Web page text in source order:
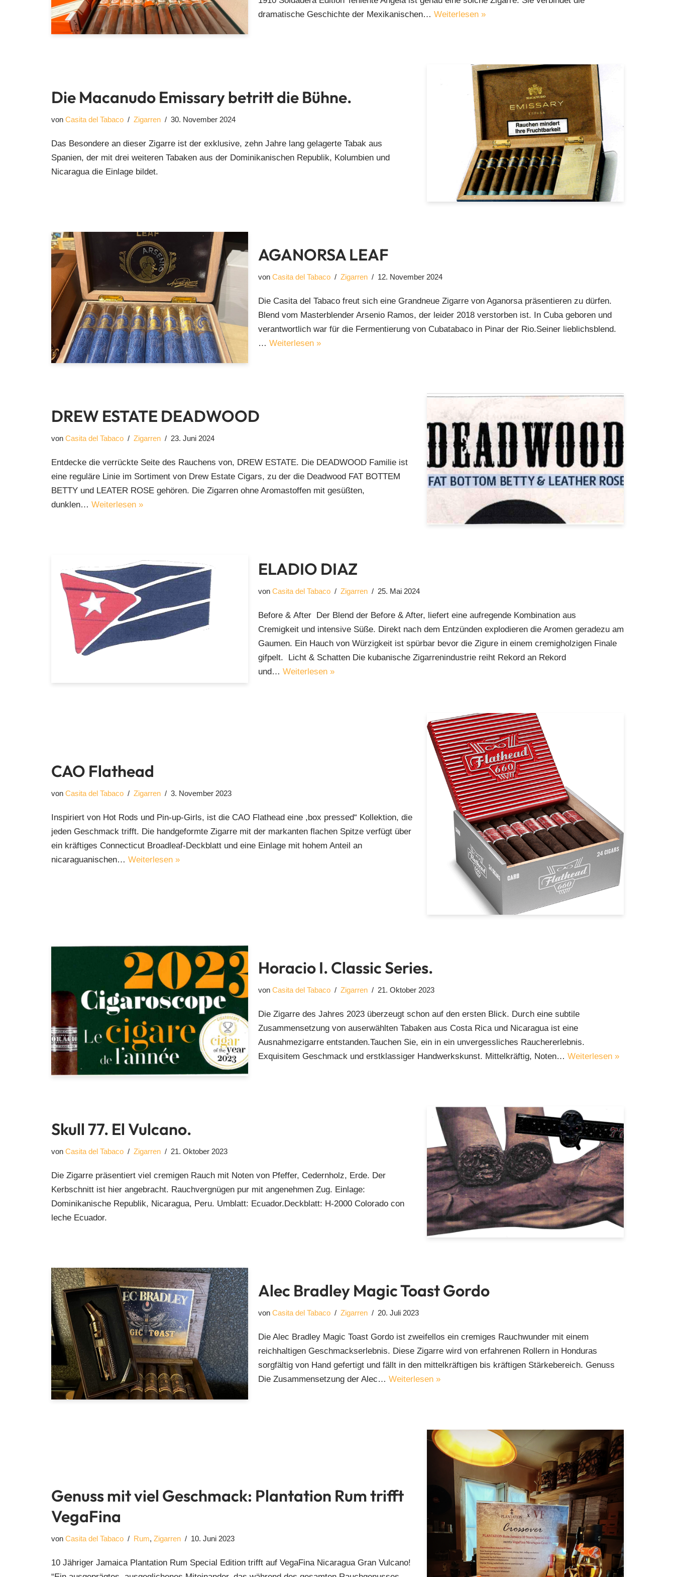
dramatische Geschichte der Mexikanischen… Weiterlesen »
Die Macanudo Emissary betritt die Bühne.
von Casita del Tabaco Zigarren 30. November 2024
Das Besondere an dieser Zigarre ist der exklusive, zehn Jahre lang gelagerte Tabak aus
Spanien, der mit drei weiteren Tabaken aus der Dominikanischen Republik, Kolumbien und
Nicaragua die Einlage bildet.
AGANORSA LEAF
von Casita del Tabaco Zigarren 12. November 2024
Die Casita del Tabaco freut sich eine Grandneue Zigarre von Aganorsa präsentieren zu dürfen.
Blend vom Masterblender Arsenio Ramos, der leider 2018 verstorben ist. In Cuba geboren und
verantwortlich war für die Fermentierung von Cubatabaco in Pinar der Rio.Seiner lieblichsblend.
… Weiterlesen »
DREW ESTATE DEADWOOD
von Casita del Tabaco Zigarren 23. Juni 2024
Entdecke die verrückte Seite des Rauchens von, DREW ESTATE. Die DEADWOOD Familie ist
eine reguläre Linie im Sortiment von Drew Estate Cigars, zu der die Deadwood FAT BOTTEM
BETTY und LEATER ROSE gehören. Die Zigarren ohne Aromastoffen mit gesüßten,
dunklen… Weiterlesen »
ELADIO DIAZ
von Casita del Tabaco Zigarren 25. Mai 2024
Before & After Der Blend der Before & After, liefert eine aufregende Kombination aus
Cremigkeit und intensive Süße. Direkt nach dem Entzünden explodieren die Aromen geradezu am
Gaumen. Ein Hauch von Würzigkeit ist spürbar bevor die Zigure in einem cremigholzigen Finale
gifpelt. Licht & Schatten Die kubanische Zigarrenindustrie reiht Rekord an Rekord
und… Weiterlesen »
CAO Flathead
von Casita del Tabaco Zigarren 3. November 2023
Inspiriert von Hot Rods und Pin-up-Girls, ist die CAO Flathead eine ,box pressed“ Kollektion, die
jeden Geschmack trifft. Die handgeformte Zigarre mit der markanten flachen Spitze verfügt über
ein kräftiges Connecticut Broadleaf-Deckblatt und eine Einlage mit hohem Anteil an
nicaraguanischen… Weiterlesen »
Horacio I. Classic Series.
von Casita del Tabaco Zigarren 21. Oktober 2023
Die Zigarre des Jahres 2023 überzeugt schon auf den ersten Blick. Durch eine subtile
Zusammensetzung von auserwählten Tabaken aus Costa Rica und Nicaragua ist eine
Ausnahmezigarre entstanden.Tauchen Sie, ein in ein unvergessliches Rauchererlebnis.
Exquisitem Geschmack und erstklassiger Handwerkskunst. Mittelkräftig, Noten… Weiterlesen »
Skull 77. El Vulcano.
von Casita del Tabaco Zigarren 21. Oktober 2023
Die Zigarre präsentiert viel cremigen Rauch mit Noten von Pfeffer, Cedernholz, Erde. Der
Kerbschnitt ist hier angebracht. Rauchvergnügen pur mit angenehmen Zug. Einlage:
Dominikanische Republik, Nicaragua, Peru. Umblatt: Ecuador.Deckblatt: H-2000 Colorado con
leche Ecuador.
Alec Bradley Magic Toast Gordo
von Casita del Tabaco Zigarren 20. Juli 2023
Die Alec Bradley Magic Toast Gordo ist zweifellos ein cremiges Rauchwunder mit einem
reichhaltigen Geschmackserlebnis. Diese Zigarre wird von erfahrenen Rollern in Honduras
sorgfältig von Hand gefertigt und fällt in den mittelkräftigen bis kräftigen Stärkebereich. Genuss
Die Zusammensetzung der Alec… Weiterlesen »
Genuss mit viel Geschmack: Plantation Rum trifft
VegaFina
von Casita del Tabaco Rum, Zigarren 10. Juni 2023
10 Jähriger Jamaica Plantation Rum Special Edition trifft auf VegaFina Nicaragua Gran Vulcano!